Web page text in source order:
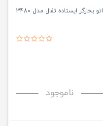
اتو بخارگر ایستاده تفال مدل 3480
ناموجود